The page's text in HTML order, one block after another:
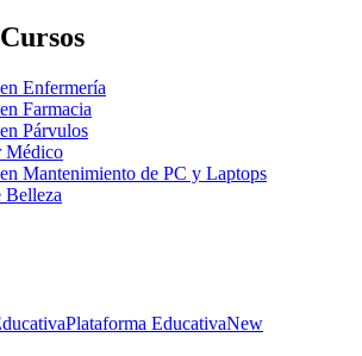
Enfermería
Farmacia
Párvulos
Médico
Mantenimiento de PC y Laptops
Belleza
Plataforma EducativaNew